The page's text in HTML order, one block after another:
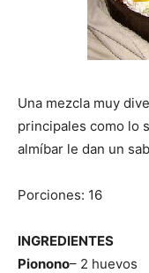
Una mezcla muy
principales como lo
almíbar le dan un
Porciones: 16
INGREDIENTES
Pionono– 2 huevos